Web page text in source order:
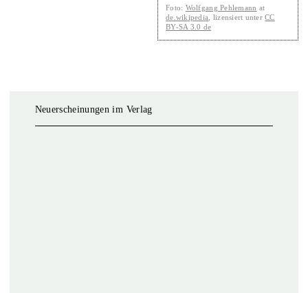
Foto: Wolfgang Pehlemann at
de.wikipedia
, lizensiert unterCC
BY-SA 3.0 de
Neuerscheinungen im Verlag